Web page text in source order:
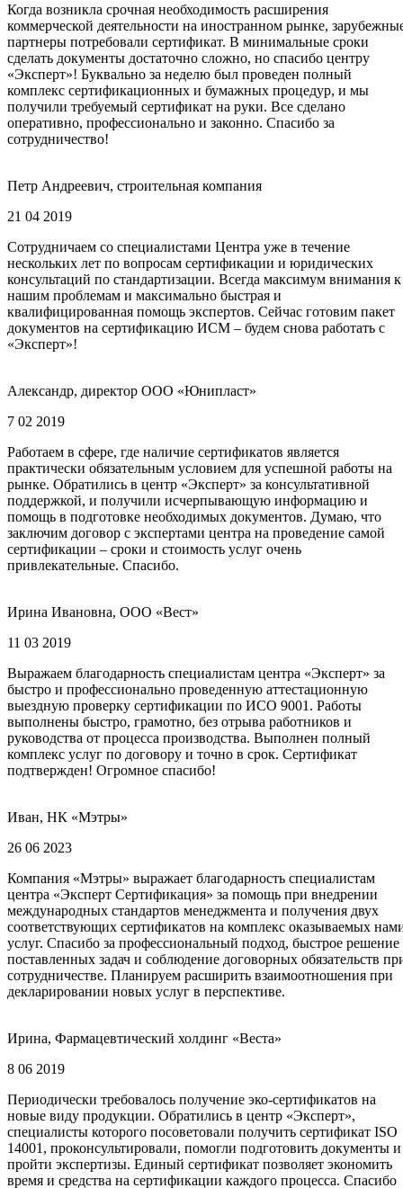
Когда возникла срочная необходимость расширения
коммерческой деятельности на иностранном рынке,
партнеры потребовали сертификат. В минимальные сроки
сделать документы достаточно сложно, но спасибо центру
«Эксперт»! Буквально за неделю был проведен полный
комплекс сертификационных и бумажных процедур, и мы
получили требуемый сертификат на руки. Все сделано
оперативно, профессионально и законно. Спасибо за
сотрудничество!
Петр Андреевич, строительная компания
21 04 2019
Сотрудничаем со специалистами Центра уже в течение
нескольких лет по вопросам сертификации и юридических
консультаций по стандартизации. Всегда максимум внимания к
нашим проблемам и максимально быстрая и
квалифицированная помощь экспертов. Сейчас готовим пакет
документов на сертификацию ИСМ – будем снова работать с
«Эксперт»!
Александр, директор ООО «Юнипласт»
7 02 2019
Работаем в сфере, где наличие сертификатов является
практически обязательным условием для успешной работы на
рынке. Обратились в центр «Эксперт» за консультативной
поддержкой, и получили исчерпывающую информацию и
помощь в подготовке необходимых документов. Думаю, что
заключим договор с экспертами центра на проведение самой
сертификации – сроки и стоимость услуг очень
привлекательные. Спасибо.
Ирина Ивановна, ООО «Вест»
11 03 2019
Выражаем благодарность специалистам центра «Эксперт» за
быстро и профессионально проведенную аттестационную
выездную проверку сертификации по ИСО 9001. Работы
выполнены быстро, грамотно, без отрыва работников и
руководства от процесса производства. Выполнен полный
комплекс услуг по договору и точно в срок. Сертификат
подтвержден! Огромное спасибо!
Иван, НК «Мэтры»
26 06 2023
Компания «Мэтры» выражает благодарность специалистам
центра «Эксперт Сертификация» за помощь при внедрении
международных стандартов менеджмента и получения двух
соответствующих сертификатов на комплекс оказываемых
услуг. Спасибо за профессиональный подход, быстрое решение
поставленных задач и соблюдение договорных обязательств
сотрудничестве. Планируем расширить взаимоотношения при
декларировании новых услуг в перспективе.
Ирина, Фармацевтический холдинг «Веста»
8 06 2019
Периодически требовалось получение эко-сертификатов на
новые виду продукции. Обратились в центр «Эксперт»,
специалисты которого посоветовали получить сертификат ISO
14001, проконсультировали, помогли подготовить документы и
пройти экспертизы. Единый сертификат позволяет экономить
время и средства на сертификации каждого процесса. Спасибо